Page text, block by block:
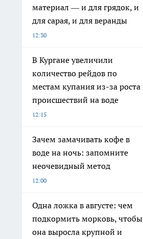
материал — и для грядок, и
для сарая, и для веранды
12:30
В Кургане увеличили
количество рейдов по
местам купания из-за роста
происшествий на воде
12:15
Зачем замачивать кофе в
воде на ночь: запомните
неочевидный метод
12:00
Одна ложка в августе: чем
подкормить морковь, чтобы
она выросла крупной и